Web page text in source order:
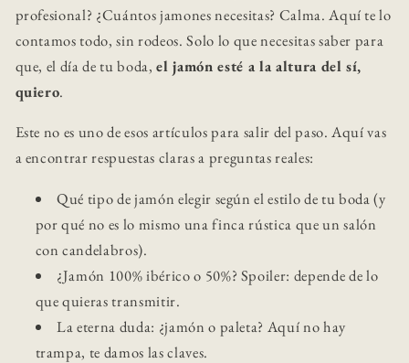
profesional? ¿Cuántos jamones necesitas? Calma. Aquí te lo
contamos todo, sin rodeos. Solo lo que necesitas saber para
que, el día de tu boda,el jamón esté a la altura del sí,
quiero.
Este no es uno de esos artículos para salir del paso. Aquí vas
a encontrar respuestas claras a preguntas reales:
Qué tipo de jamón elegir según el estilo de tu boda (y
por qué no es lo mismo una finca rústica que un salón
con candelabros).
¿Jamón 100% ibérico o 50%? Spoiler: depende de lo
que quieras transmitir.
La eterna duda: ¿jamón o paleta? Aquí no hay
trampa, te damos las claves.